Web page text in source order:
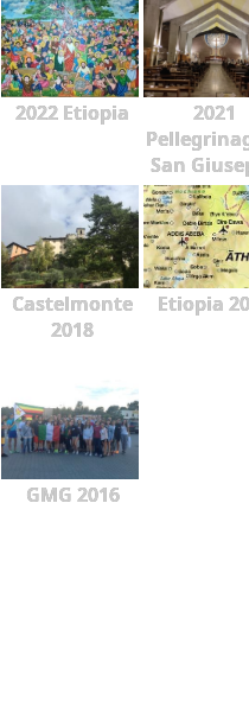
2022 Etiopia
2021
San
Castelmonte
2018
Etiopia
GMG 2016